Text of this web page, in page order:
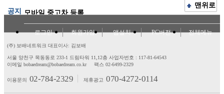
공지 모바일 중고차 등록
맨위로
로그인 회원가입 앱설치 PC버전 전체메뉴
(주) 보배네트워크 대표이사: 김보배
서울 양천구 목동동로 233-1 드림타워 11,12층 사업자번호 : 117-81-64543
이메일 bobaedream@bobaedream.co.kr
팩스 02-6499-2329
이용문의 02-784-2329 제휴광고 070-4272-0114